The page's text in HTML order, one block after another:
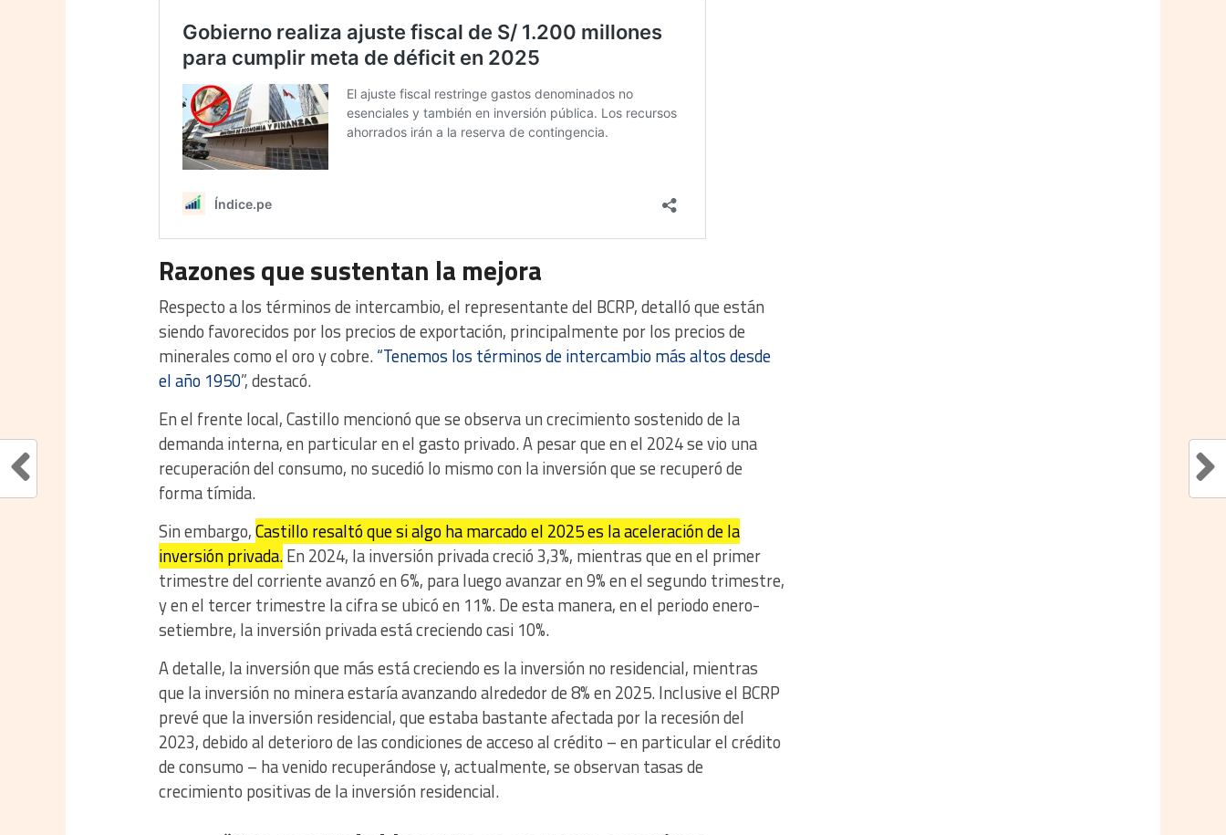
Razones que sustentan la mejora
Respecto a los términos de intercambio, el representante del BCRP, detalló que están
siendo favorecidos por los precios de exportación, principalmente por los precios de
minerales como el oro y cobre.“Tenemos los términos de intercambio más altos desde
el año 1950”, destacó.
En el frente local, Castillo mencionó que se observa un crecimiento sostenido de la
demanda interna, en particular en el gasto privado. A pesar que en el 2024 se vio una
recuperación del consumo, no sucedió lo mismo con la inversión que se recuperó de
forma tímida.
Sin embargo,Castillo resaltó que si algo ha marcado el 2025 es la aceleración de la
inversión privada.En 2024, la inversión privada creció 3,3%, mientras que en el primer
trimestre del corriente avanzó en 6%, para luego avanzar en 9% en el segundo trimestre,
y en el tercer trimestre la cifra se ubicó en 11%. De esta manera, en el periodo enero-
setiembre, la inversión privada está creciendo casi 10%.
A detalle, la inversión que más está creciendo es la inversión no residencial, mientras
que la inversión no minera estaría avanzando alrededor de 8% en 2025. Inclusive el BCRP
prevé que la inversión residencial, que estaba bastante afectada por la recesión del
2023, debido al deterioro de las condiciones de acceso al crédito – en particular el crédito
de consumo – ha venido recuperándose y, actualmente, se observan tasas de
crecimiento positivas de la inversión residencial.